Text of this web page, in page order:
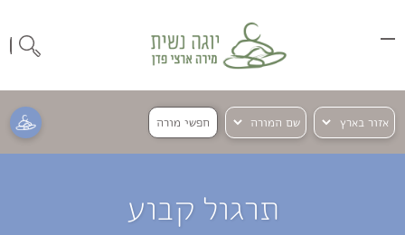
חפשי מורה
תרגול קבוע